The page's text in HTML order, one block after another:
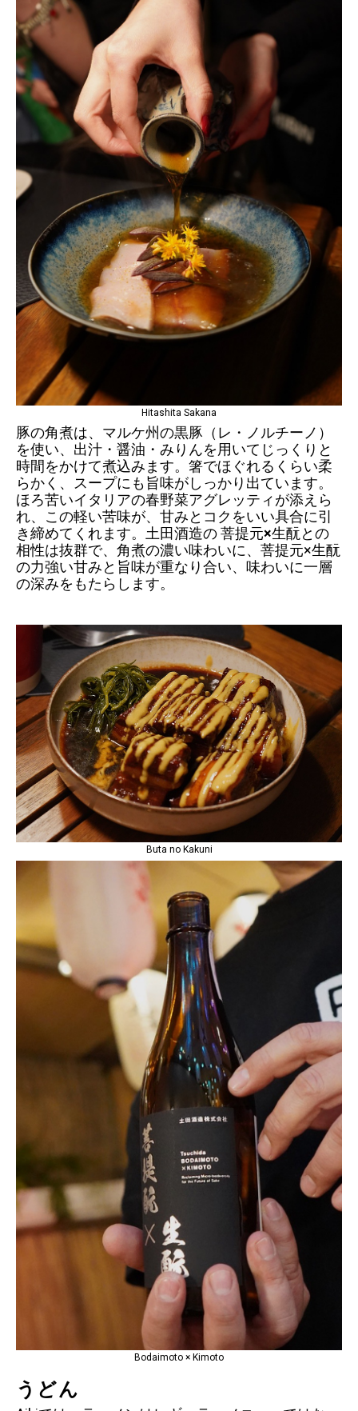
Hitashita Sakana
豚の角煮は、マルケ州の黒豚（レ・ノルチーノ）
を使い、出汁・醤油・みりんを用いてじっくりと
時間をかけて煮込みます。箸でほぐれるくらい柔
らかく、スープにも旨味がしっかり出ています。
ほろ苦いイタリアの春野菜アグレッティが添えら
れ、この軽い苦味が、甘みとコクをいい具合に引
き締めてくれます。土田酒造の 菩提元×生酛との
相性は抜群で、角煮の濃い味わいに、菩提元×生酛
の力強い甘みと旨味が重なり合い、味わいに一層
の深みをもたらします。
Buta no Kakuni
Bodaimoto × Kimoto
うどん